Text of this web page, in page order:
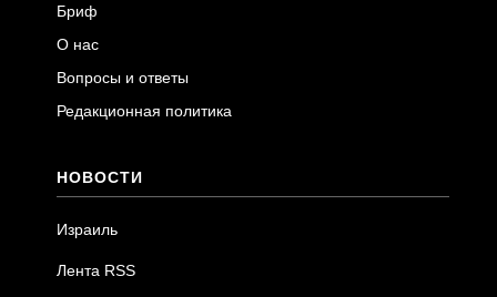
Бриф
О нас
Вопросы и ответы
Редакционная политика
НОВОСТИ
Израиль
Лента RSS